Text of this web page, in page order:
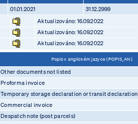
01.01.2021
31.12.2999
Aktualizováno: 16.09.2022
Aktualizováno: 16.09.2022
Aktualizováno: 16.09.2022
Popis v anglickém jazyce (POPIS_AN)
Other documents not listed
Proforma invoice
Temporary storage declaration or transit declaration
Commercial invoice
Despatch note (post parcels)